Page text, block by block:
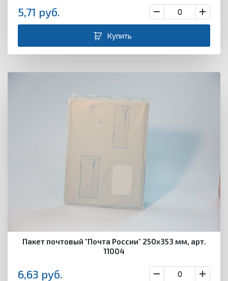
5,71 руб.
Купить
Пакет почтовый "Почта России" 250х353 мм, арт.
11004
6,63 руб.